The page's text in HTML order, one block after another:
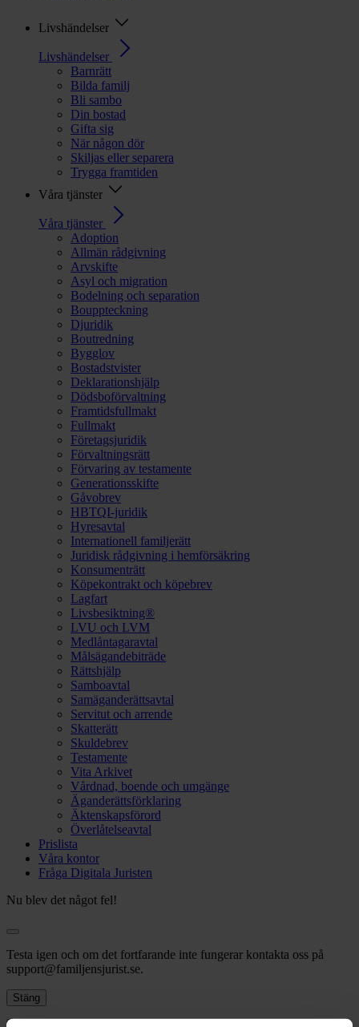
Livshändelser
Livshändelser
Barnrätt
Bilda familj
Bli sambo
Din bostad
Gifta sig
När någon dör
Skiljas eller separera
Trygga framtiden
Våra tjänster
Våra tjänster
Adoption
Allmän rådgivning
Arvskifte
Asyl och migration
Bodelning och separation
Bouppteckning
Djuridik
Boutredning
Bygglov
Bostadstvister
Deklarationshjälp
Dödsboförvaltning
Framtidsfullmakt
Fullmakt
Företagsjuridik
Förvaltningsrätt
Förvaring av testamente
Generationsskifte
Gåvobrev
HBTQI-juridik
Hyresavtal
Internationell familjerätt
Juridisk rådgivning i hemförsäkring
Konsumenträtt
Köpekontrakt och köpebrev
Lagfart
Livsbesiktning®
LVU och LVM
Medlåntagaravtal
Målsägandebiträde
Rättshjälp
Samboavtal
Samäganderättsavtal
Servitut och arrende
Skatterätt
Skuldebrev
Testamente
Vita Arkivet
Vårdnad, boende och umgänge
Äganderättsförklaring
Äktenskapsförord
Överlåtelseavtal
Prislista
Våra kontor
Fråga Digitala Juristen
Nu blev det något fel!
Testa igen och om det fortfarande inte fungerar kontakta oss på
support@familjensjurist.se.
Stäng